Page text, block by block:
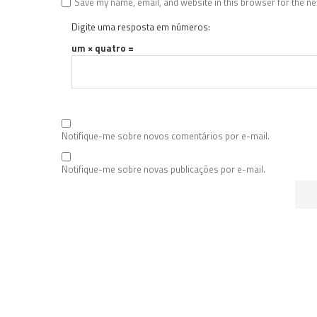
Digite uma resposta em números:
um × quatro =
Notifique-me sobre novos comentários por e-mail.
Notifique-me sobre novas publicações por e-mail.